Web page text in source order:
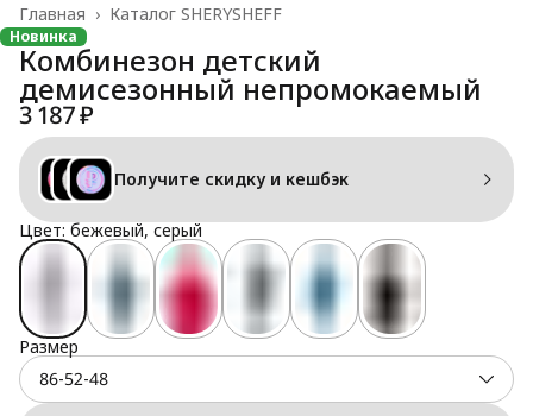
Каталог SHERYSHEFF
Главная ›
Новинка
Комбинезон детский
демисезонный непромокаемый
3 187 ₽
Получите скидку и кешбэк
Цвет: бежевый, серый
Размер
86-52-48